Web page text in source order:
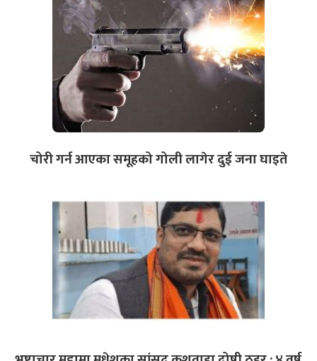
चोरी गर्न आएका समूहको गोली लागेर दुई जना घाइते